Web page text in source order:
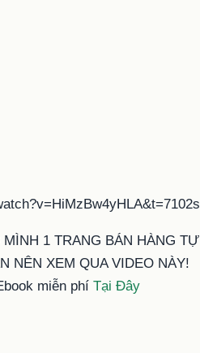
1 TRANG BÁN HÀNG TỰ
NÊN XEM QUA VIDEO NÀY!
miễn phí Tại Đây